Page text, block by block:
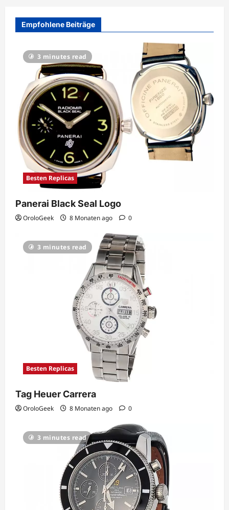
Empfohlene Beiträge
3 minutes read
Besten Replicas
Panerai Black Seal Logo
OroloGeek 8 Monaten ago 0
3 minutes read
Besten Replicas
Tag Heuer Carrera
OroloGeek 8 Monaten ago 0
3 minutes read